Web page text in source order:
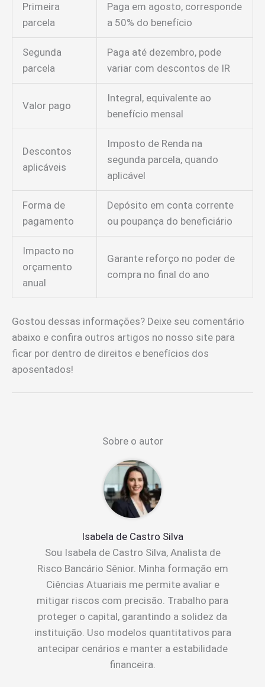
Primeira
parcela
Paga em agosto, corresponde
a 50% do benefício
Segunda
parcela
Paga até dezembro, pode
variar com descontos de IR
Valor pago
Integral, equivalente ao
benefício mensal
Descontos
aplicáveis
Imposto de Renda na
segunda parcela, quando
aplicável
Forma de
pagamento
Depósito em conta corrente
ou poupança do beneficiário
Impacto no
orçamento
anual
Garante reforço no poder de
compra no final do ano
Gostou dessas informações? Deixe seu comentário
abaixo e confira outros artigos no nosso site para
ficar por dentro de direitos e benefícios dos
aposentados!
Sobre o autor
Isabela de Castro Silva
Sou Isabela de Castro Silva, Analista de
Risco Bancário Sênior. Minha formação em
Ciências Atuariais me permite avaliar e
mitigar riscos com precisão. Trabalho para
proteger o capital, garantindo a solidez da
instituição. Uso modelos quantitativos para
antecipar cenários e manter a estabilidade
financeira.